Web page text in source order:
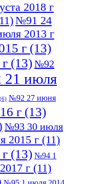
2018 г
№91 24
2013 г
г (13)
(13)№92
июля
(6) №92 27 июня
г (13)
№93 30 июля
2015 г (11)
(13) №94 1
г (11)